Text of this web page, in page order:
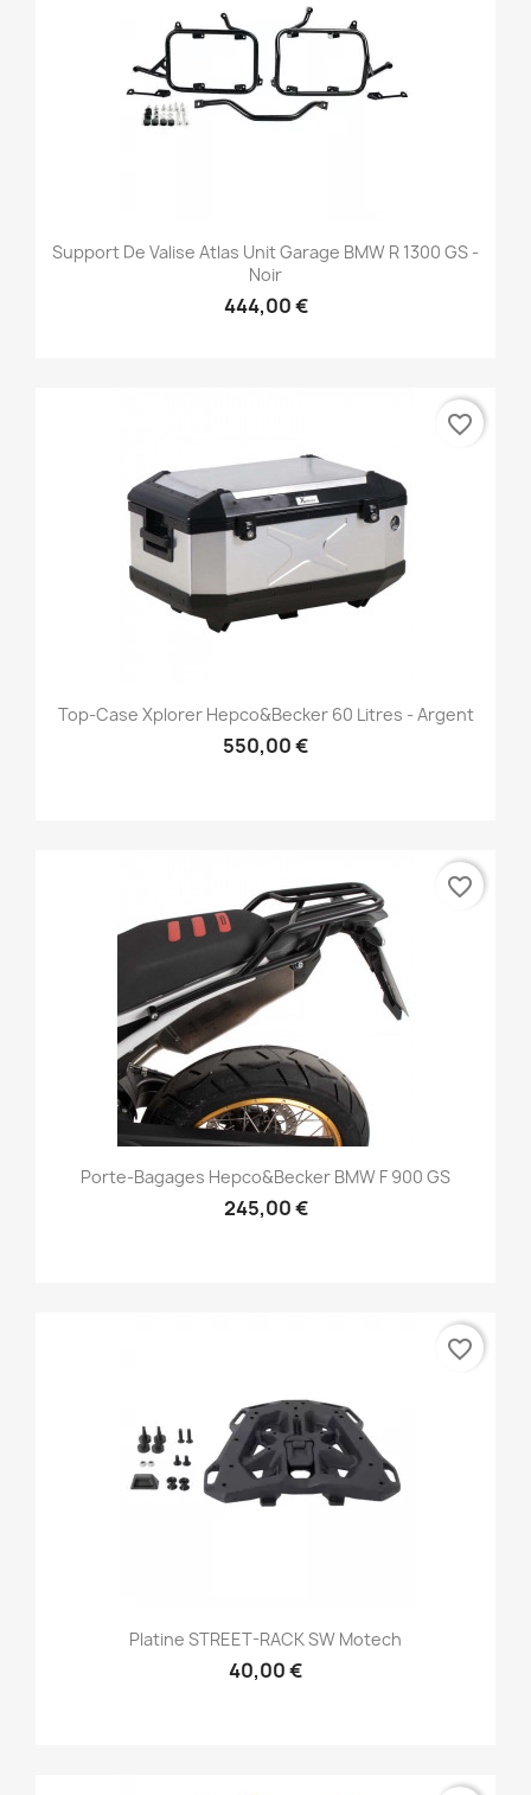
Support De Valise Atlas Unit Garage BMW R 1300 GS -
Noir
444,00 €
Top-Case Xplorer Hepco&Becker 60 Litres - Argent
550,00 €
favorite_border
Porte-Bagages Hepco&Becker BMW F 900 GS
245,00 €
favorite_border
Platine STREET-RACK SW Motech
40,00 €
favorite_border